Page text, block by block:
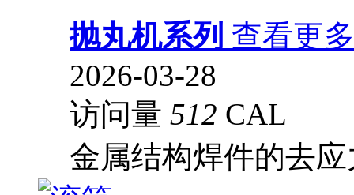
抛丸机系列 查看更多
2026-03-28
访问量 512 CAL
金属结构焊件的去